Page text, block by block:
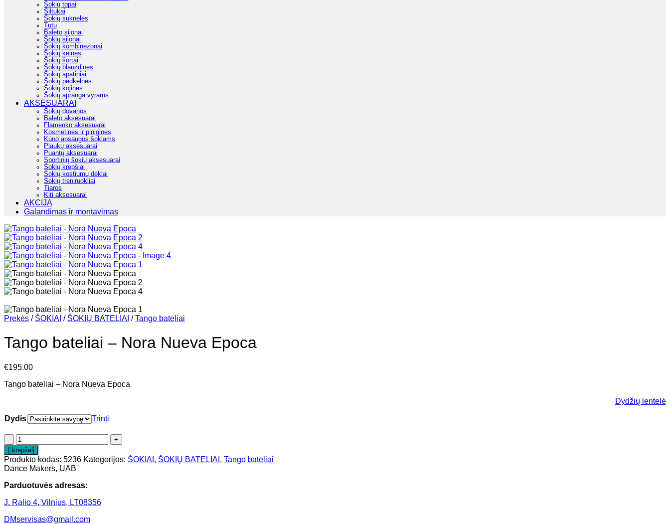
Šokių topai
Šiltukai
Šokių suknelės
Tutu
Baleto sijonai
Šokių sijonai
Šokių kombinezonai
Šokių kelnės
Šokių šortai
Šokių blauzdinės
Šokių apatiniai
Šokių pėdkelnės
Šokių kojinės
Šokių apranga vyrams
AKSESUARAI
Šokių dovanos
Baleto aksesuarai
Flamenko aksesuarai
Kosmetinės ir piniginės
Kūno apsaugos šokiams
Plaukų aksesuarai
Puantų aksesuarai
Sportinių šokių aksesuarai
Šokių krepšiai
Šokių kostiumų dėklai
Šokių treniruokliai
Tiaros
Kiti aksesuarai
AKCIJA
Galandimas ir montavimas
Prekės / ŠOKIAI / ŠOKIŲ BATELIAI / Tango bateliai
Tango bateliai – Nora Nueva Epoca
€195.00
Tango bateliai – Nora Nueva Epoca
Dydžių lentelė
Dydis Trinti
Į krepšelį
Produkto kodas: 5236 Kategorijos: ŠOKIAI , ŠOKIŲ BATELIAI , Tango bateliai
Dance Makers, UAB
Parduotuvės adresas:
J. Ralio 4, Vilnius, LT08356
DMservisas@gmail.com